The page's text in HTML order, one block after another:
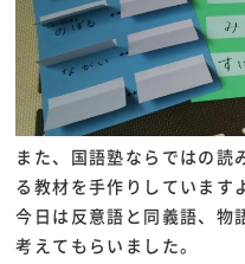
また、国語塾ならではの読
る教材を手作りしています
今日は反意語と同義語、物
考えてもらいました。